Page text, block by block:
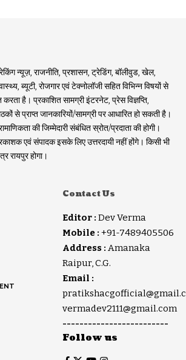
न्यूज़, राजनीति, प्रशासन, ट्रेडिंग, बॉलीवुड, खेल,
ब्यूटी, रोजगार एवं टेक्नोलॉजी सहित विभिन्न विषयों से
है। प्रकाशित सामग्री इंटरनेट, प्रेस विज्ञप्ति,
से प्राप्त जानकारियों/सामग्री पर आधारित हो सकती है।
की जिम्मेदारी संबंधित स्रोत/प्रदाता की होगी।
एवं संपादक इसके लिए उत्तरदायी नहीं होंगे। किसी भी
रायपुर होगा।
Contact Us
Editor : Dev Verma
Mobile : +91-7489405506
Address : Amanaka
Raipur, C.G.
Email :
vermadev2111@gmail.com
-------------------------
Follow us